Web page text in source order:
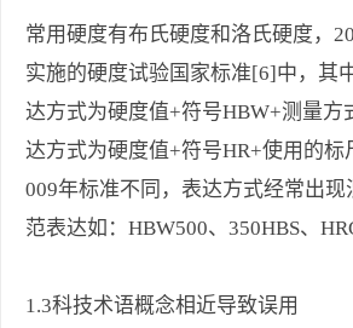
常用硬度有布氏硬度和洛氏硬度，
实施的硬度试验国家标准[6]中，其
达方式为硬度值+符号HBW+测量方
达方式为硬度值+符号HR+使用的标
009年标准不同，表达方式经常出
范表达如：HBW500、350HBS、
1.3科技术语概念相近导致误用